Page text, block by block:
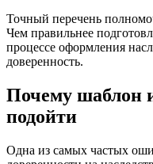
Точный перечень
Чем правильнее
процессе оформления
доверенность.
Почему шаблон
подойти
Одна из самых частых